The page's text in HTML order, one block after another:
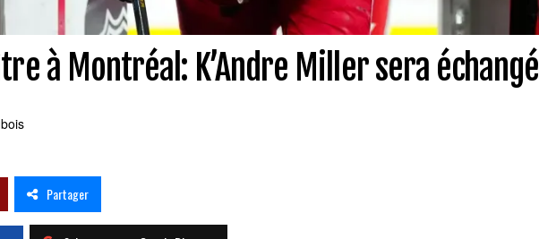
à Montréal: K’Andre Miller sera échangé
Partager